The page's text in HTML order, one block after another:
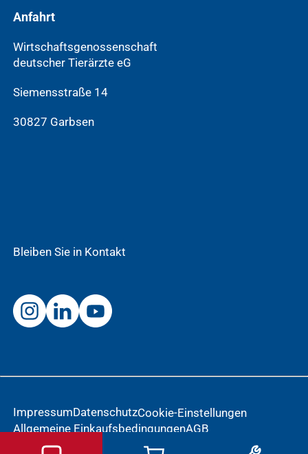
Anfahrt
Wirtschaftsgenossenschaft
deutscher Tierärzte eG
Siemensstraße 14
30827 Garbsen
Bleiben Sie in Kontakt
ImpressumDatenschutzCookie-Einstellungen
Allgemeine EinkaufsbedingungenAGB
Meldung einer Nebenwirkung